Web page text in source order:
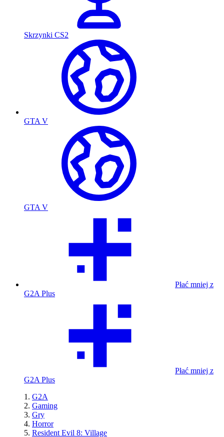
Skrzynki CS2
GTA V
GTA V
Płać mniej z
G2A Plus
Płać mniej z
G2A Plus
G2A
Gaming
Gry
Horror
Resident Evil 8: Village